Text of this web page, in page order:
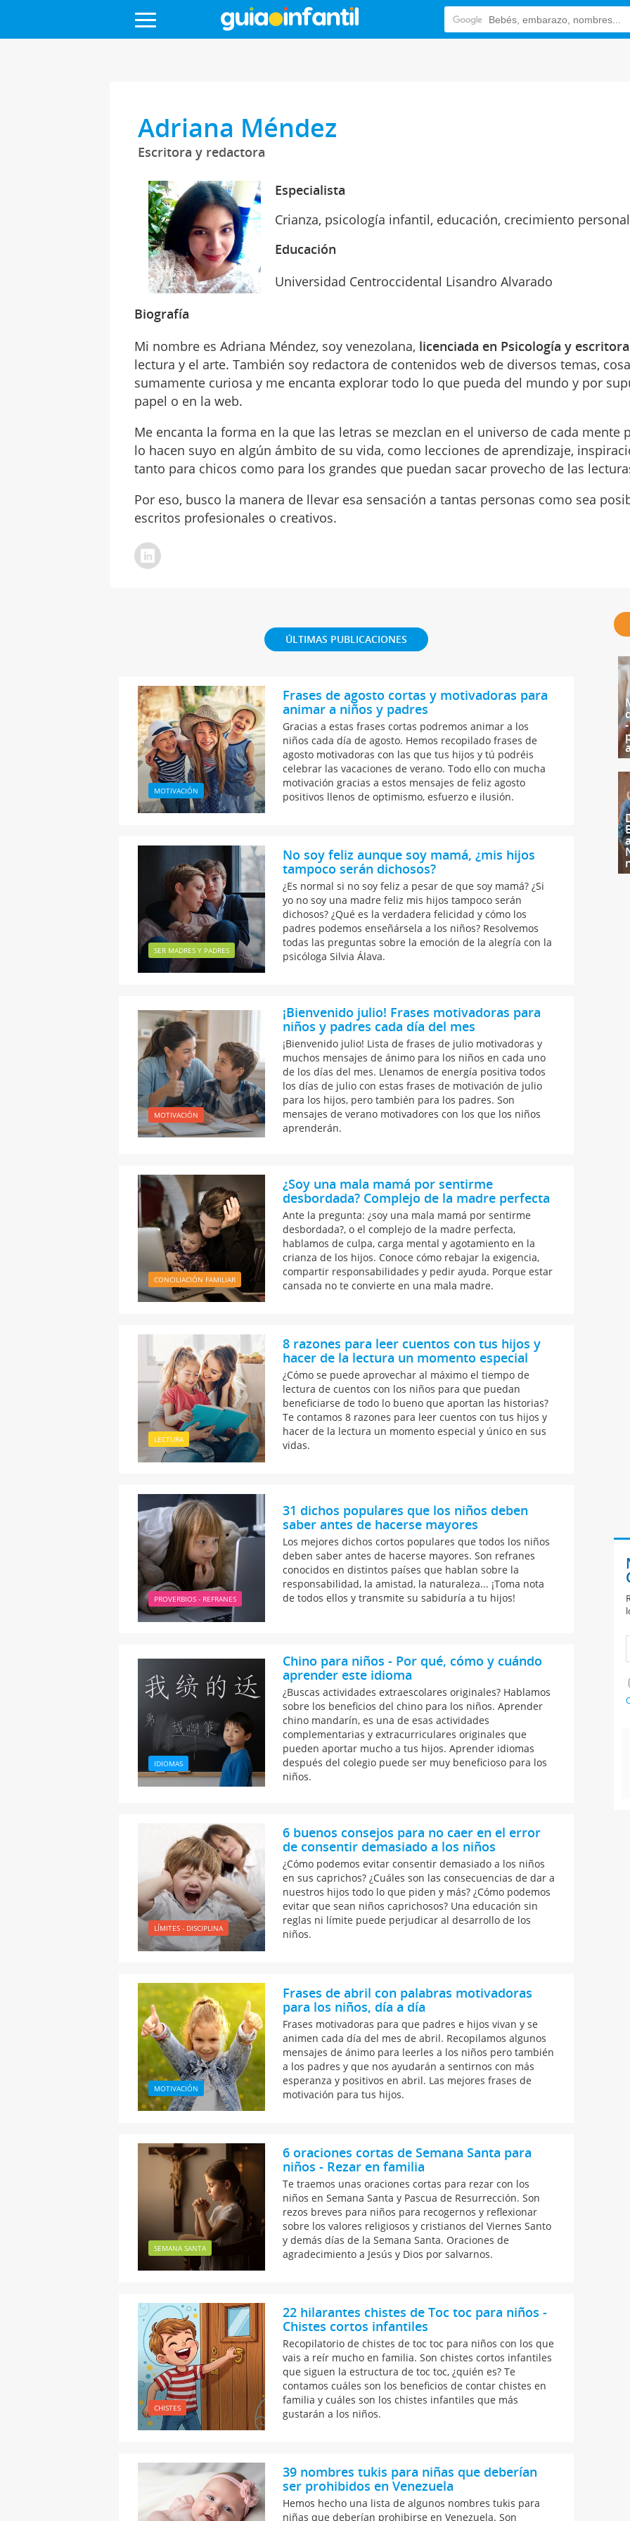
Adriana Méndez
Escritora y redactora
Especialista
Crianza, psicología infantil, educación, crecimiento personal
Educación
Universidad Centroccidental Lisandro Alvarado
Biografía
Mi nombre es Adriana Méndez, soy venezolana, licenciada en Psicología y
lectura y el arte. También soy redactora de contenidos web de diversos temas,
sumamente curiosa y me encanta explorar todo lo que pueda del mundo y por
papel o en la web.
Me encanta la forma en la que las letras se mezclan en el universo de cada mente
lo hacen suyo en algún ámbito de su vida, como lecciones de aprendizaje,
tanto para chicos como para los grandes que puedan sacar provecho de las
Por eso, busco la manera de llevar esa sensación a tantas personas como sea
escritos profesionales o creativos.
ÚLTIMAS PUBLICACIONES
MOTIVACIÓN
Frases de agosto cortas y motivadoras para
animar a niños y padres
Gracias a estas frases cortas podremos animar a los
niños cada día de agosto. Hemos recopilado frases de
agosto motivadoras con las que tus hijos y tú podréis
celebrar las vacaciones de verano. Todo ello con mucha
motivación gracias a estos mensajes de feliz agosto
positivos llenos de optimismo, esfuerzo e ilusión.
SER MADRES Y PADRES
No soy feliz aunque soy mamá, ¿mis hijos
tampoco serán dichosos?
¿Es normal si no soy feliz a pesar de que soy mamá? ¿Si
yo no soy una madre feliz mis hijos tampoco serán
dichosos? ¿Qué es la verdadera felicidad y cómo los
padres podemos enseñársela a los niños? Resolvemos
todas las preguntas sobre la emoción de la alegría con la
psicóloga Silvia Álava.
MOTIVACIÓN
¡Bienvenido julio! Frases motivadoras para
niños y padres cada día del mes
¡Bienvenido julio! Lista de frases de julio motivadoras y
muchos mensajes de ánimo para los niños en cada uno
de los días del mes. Llenamos de energía positiva todos
los días de julio con estas frases de motivación de julio
para los hijos, pero también para los padres. Son
mensajes de verano motivadores con los que los niños
aprenderán.
CONCILIACIÓN FAMILIAR
¿Soy una mala mamá por sentirme
desbordada? Complejo de la madre perfecta
Ante la pregunta: ¿soy una mala mamá por sentirme
desbordada?, o el complejo de la madre perfecta,
hablamos de culpa, carga mental y agotamiento en la
crianza de los hijos. Conoce cómo rebajar la exigencia,
compartir responsabilidades y pedir ayuda. Porque estar
cansada no te convierte en una mala madre.
LECTURA
8 razones para leer cuentos con tus hijos y
hacer de la lectura un momento especial
¿Cómo se puede aprovechar al máximo el tiempo de
lectura de cuentos con los niños para que puedan
beneficiarse de todo lo bueno que aportan las historias?
Te contamos 8 razones para leer cuentos con tus hijos y
hacer de la lectura un momento especial y único en sus
vidas.
PROVERBIOS - REFRANES
31 dichos populares que los niños deben
saber antes de hacerse mayores
Los mejores dichos cortos populares que todos los niños
deben saber antes de hacerse mayores. Son refranes
conocidos en distintos países que hablan sobre la
responsabilidad, la amistad, la naturaleza... ¡Toma nota
de todos ellos y transmite su sabiduría a tu hijos!
IDIOMAS
Chino para niños - Por qué, cómo y cuándo
aprender este idioma
¿Buscas actividades extraescolares originales? Hablamos
sobre los beneficios del chino para los niños. Aprender
chino mandarín, es una de esas actividades
complementarias y extracurriculares originales que
pueden aportar mucho a tus hijos. Aprender idiomas
después del colegio puede ser muy beneficioso para los
niños.
LÍMITES - DISCIPLINA
6 buenos consejos para no caer en el error
de consentir demasiado a los niños
¿Cómo podemos evitar consentir demasiado a los niños
en sus caprichos? ¿Cuáles son las consecuencias de dar a
nuestros hijos todo lo que piden y más? ¿Cómo podemos
evitar que sean niños caprichosos? Una educación sin
reglas ni límite puede perjudicar al desarrollo de los
niños.
MOTIVACIÓN
Frases de abril con palabras motivadoras
para los niños, día a día
Frases motivadoras para que padres e hijos vivan y se
animen cada día del mes de abril. Recopilamos algunos
mensajes de ánimo para leerles a los niños pero también
a los padres y que nos ayudarán a sentirnos con más
esperanza y positivos en abril. Las mejores frases de
motivación para tus hijos.
SEMANA SANTA
6 oraciones cortas de Semana Santa para
niños - Rezar en familia
Te traemos unas oraciones cortas para rezar con los
niños en Semana Santa y Pascua de Resurrección. Son
rezos breves para niños para recogernos y reflexionar
sobre los valores religiosos y cristianos del Viernes Santo
y demás días de la Semana Santa. Oraciones de
agradecimiento a Jesús y Dios por salvarnos.
CHISTES
22 hilarantes chistes de Toc toc para niños -
Chistes cortos infantiles
Recopilatorio de chistes de toc toc para niños con los que
vais a reír mucho en familia. Son chistes cortos infantiles
que siguen la estructura de toc toc, ¿quién es? Te
contamos cuáles son los beneficios de contar chistes en
familia y cuáles son los chistes infantiles que más
gustarán a los niños.
39 nombres tukis para niñas que deberían
ser prohibidos en Venezuela
Hemos hecho una lista de algunos nombres tukis para
niñas que deberían prohibirse en Venezuela. Son